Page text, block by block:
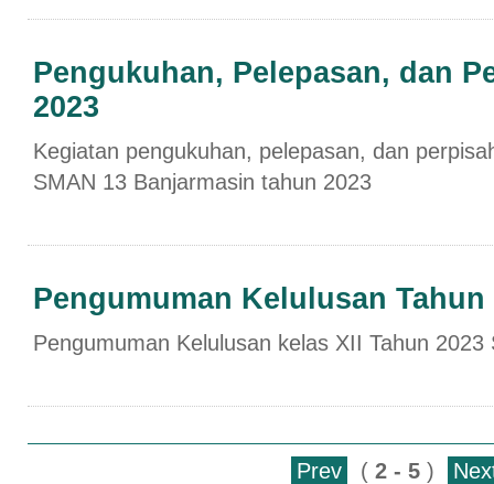
Pengukuhan, Pelepasan, dan
2023
Kegiatan pengukuhan, pelepasan, dan
SMAN 13 Banjarmasin tahun 2023
Pengumuman Kelulusan Tahun
Pengumuman Kelulusan kelas XII Tahun
Prev ( 2 - 5)